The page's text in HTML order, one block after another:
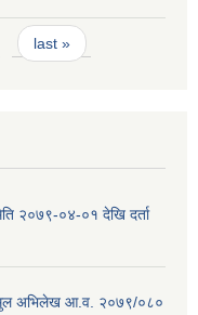
last »
२०७९-०४-०१ देखि दर्ता
मुल अभिलेख आ.व. २०७९/०८०